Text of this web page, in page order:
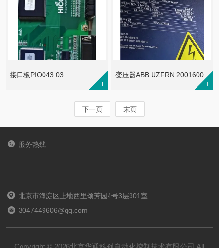
接口板PIO043.03 变压器ABB UZFRN 2001600
下一页 末页
服务热线
北京市海淀区上地西里颂芳园4号3层301室
3047449606@qq.com